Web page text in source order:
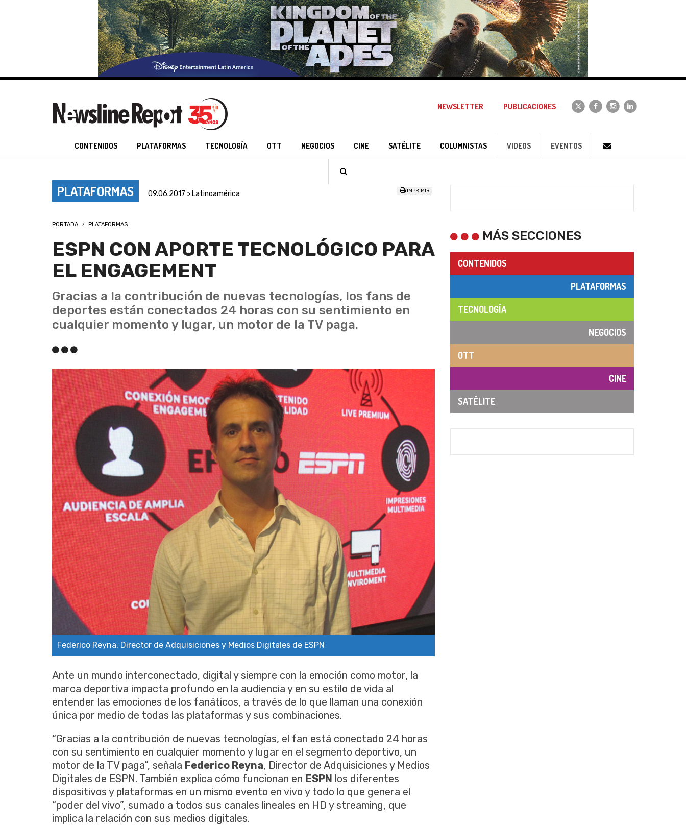
NEWSLETTER PUBLICACIONES
CONTENIDOS PLATAFORMAS TECNOLOGÍA OTT NEGOCIOS CINE SATÉLITE COLUMNISTAS VIDEOS EVENTOS
PLATAFORMAS 09.06.2017 > Latinoamérica IMPRIMIR
PORTADA PLATAFORMAS
ESPN CON APORTE TECNOLÓGICO PARA
EL ENGAGEMENT
Gracias a la contribución de nuevas tecnologías, los fans de
deportes están conectados 24 horas con su sentimiento en
cualquier momento y lugar, un motor de la TV paga.
Federico Reyna, Director de Adquisiciones y Medios Digitales de ESPN
Ante un mundo interconectado, digital y siempre con la emoción como motor, la
marca deportiva impacta profundo en la audiencia y en su estilo de vida al
entender las emociones de los fanáticos, a través de lo que llaman una conexión
única por medio de todas las plataformas y sus combinaciones.
“Gracias a la contribución de nuevas tecnologías, el fan está conectado 24 horas
con su sentimiento en cualquier momento y lugar en el segmento deportivo, un
motor de la TV paga”, señala Federico Reyna, Director de Adquisiciones y Medios
Digitales de ESPN. También explica cómo funcionan en ESPN los diferentes
dispositivos y plataformas en un mismo evento en vivo y todo lo que genera el
“poder del vivo”, sumado a todos sus canales lineales en HD y streaming, que
implica la relación con sus medios digitales.
MÁS SECCIONES
CONTENIDOS
PLATAFORMAS
TECNOLOGÍA
NEGOCIOS
OTT
CINE
SATÉLITE